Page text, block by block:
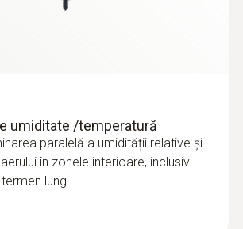
umiditate /temperatură
paralelă a umidității relative și
în zonele interioare, inclusiv
lung